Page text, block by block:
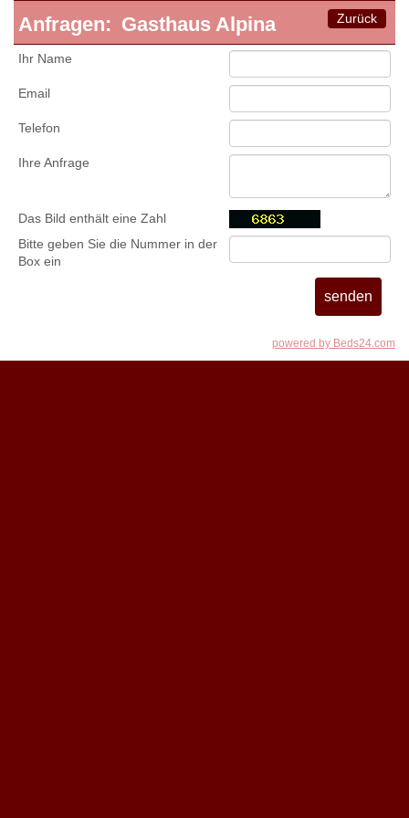
Zurück
Anfragen: Gasthaus Alpina
Ihr Name
Email
Telefon
Ihre Anfrage
Das Bild enthält eine Zahl
Bitte geben Sie die Nummer in der
Box ein
powered by Beds24.com